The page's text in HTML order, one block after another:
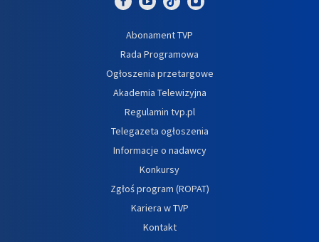
Abonament TVP
Rada Programowa
Ogłoszenia przetargowe
Akademia Telewizyjna
Regulamin tvp.pl
Telegazeta ogłoszenia
Informacje o nadawcy
Konkursy
Zgłoś program (ROPAT)
Kariera w TVP
Kontakt